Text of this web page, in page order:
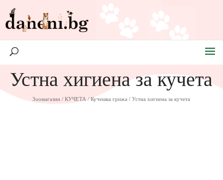
Устна хигиена за кучета
Зоомагазин /КУЧЕТА /Кучешка грижа / Устна хигиена за кучета